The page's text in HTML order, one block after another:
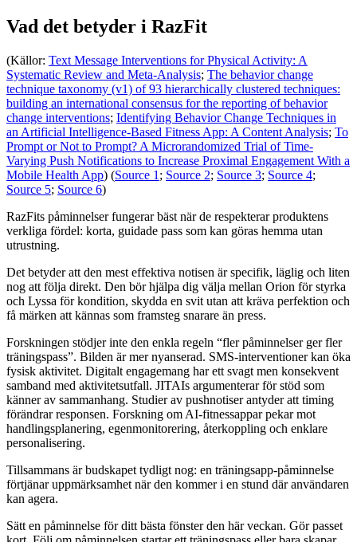
Vad det betyder i RazFit
(Källor: Text Message Interventions for Physical Activity: A
Systematic Review and Meta-Analysis; The behavior change
technique taxonomy (v1) of 93 hierarchically clustered techniques:
building an international consensus for the reporting of behavior
change interventions; Identifying Behavior Change Techniques in
an Artificial Intelligence-Based Fitness App: A Content Analysis; To
Prompt or Not to Prompt? A Microrandomized Trial of Time-
Varying Push Notifications to Increase Proximal Engagement With a
Mobile Health App) (Source 1 ; Source 2; Source 3; Source 4;
Source 5; Source 6)
RazFits påminnelser fungerar bäst när de respekterar produktens
verkliga fördel: korta, guidade pass som kan göras hemma utan
utrustning.
Det betyder att den mest effektiva notisen är specifik, läglig och liten
nog att följa direkt. Den bör hjälpa dig välja mellan Orion för styrka
och Lyssa för kondition, skydda en svit utan att kräva perfektion och
få märken att kännas som framsteg snarare än press.
Forskningen stödjer inte den enkla regeln “fler påminnelser ger fler
träningspass”. Bilden är mer nyanserad. SMS-interventioner kan öka
fysisk aktivitet. Digitalt engagemang har ett svagt men konsekvent
samband med aktivitetsutfall. JITAIs argumenterar för stöd som
känner av sammanhang. Studier av pushnotiser antyder att timing
förändrar responsen. Forskning om AI-fitnessappar pekar mot
handlingsplanering, egenmonitorering, återkoppling och enklare
personalisering.
Tillsammans är budskapet tydligt nog: en träningsapp-påminnelse
förtjänar uppmärksamhet när den kommer i en stund där användaren
kan agera.
Sätt en påminnelse för ditt bästa fönster den här veckan. Gör passet